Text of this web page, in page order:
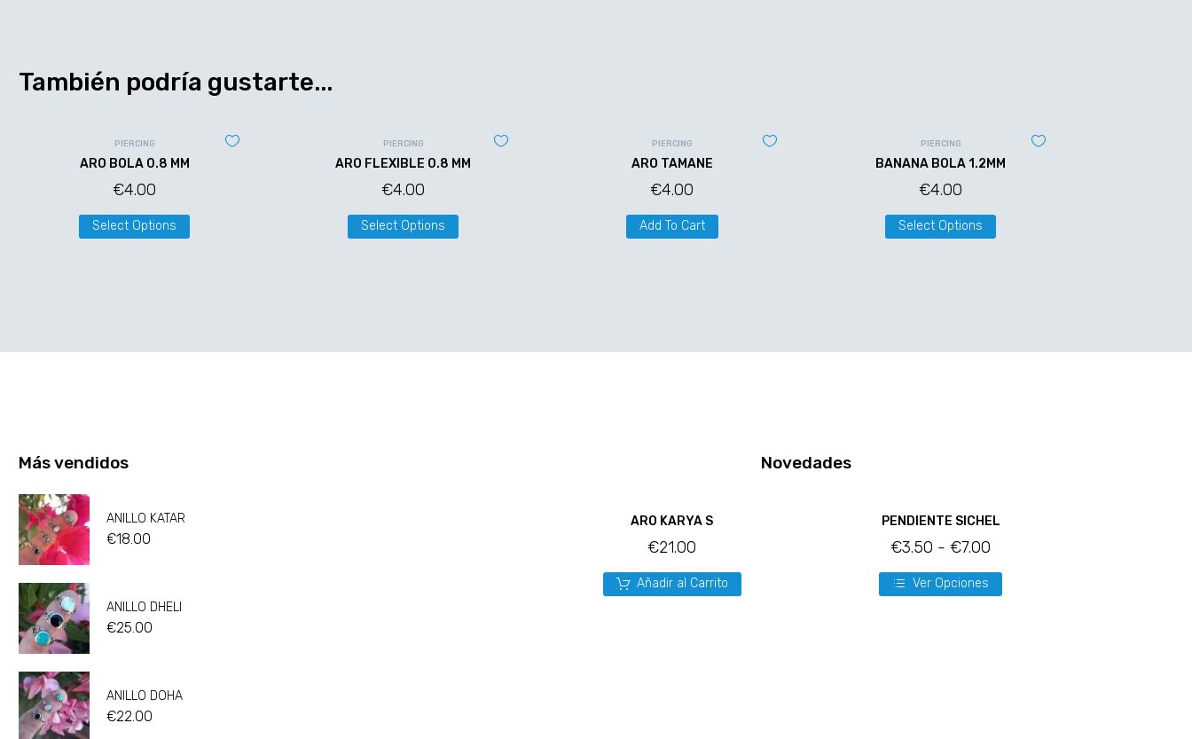
También podría gustarte...
PIERCING
ARO BOLA 0.8 MM
€4.00
Select Options
PIERCING
ARO FLEXIBLE 0.8 MM
€4.00
Select Options
PIERCING
ARO TAMANE
€4.00
Add To Cart
PIERCING
BANANA BOLA 1.2MM
€4.00
Select Options
Más vendidos
ANILLO KATAR
€18.00
ANILLO DHELI
€25.00
ANILLO DOHA
€22.00
Novedades
ARO KARYA S
€21.00
Añadir al Carrito
PENDIENTE SICHEL
€3.50 - €7.00
Ver Opciones